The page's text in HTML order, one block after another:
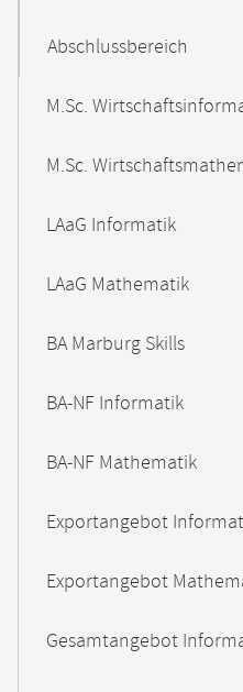
Abschlussbereich
M.Sc.
M.Sc.
LAaG Informatik
LAaG Mathematik
BA Marburg Skills
BA-NF Informatik
BA-NF Mathematik
Exportangebot
Exportangebot
Gesamtangebot